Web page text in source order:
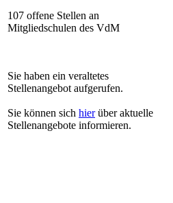
107 offene Stellen an
Mitgliedschulen des VdM
Sie haben ein veraltetes
Stellenangebot aufgerufen.
Sie können sich hierüber aktuelle
Stellenangebote informieren.